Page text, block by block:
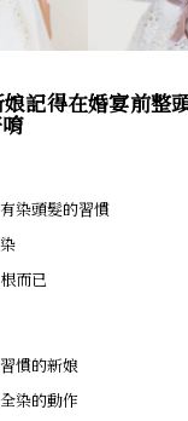
記得在婚宴前整
染頭髮的習慣
而已
慣的新娘
染的動作